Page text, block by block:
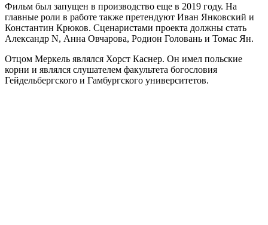
Фильм был запущен в производство еще в 2019 году. На
главные роли в работе также претендуют Иван Янковский и
Константин Крюков. Сценаристами проекта должны стать
Александр N, Анна Овчарова, Родион Головань и Томас Ян.
Отцом Меркель являлся Хорст Каснер. Он имел польские
корни и являлся слушателем факультета богословия
Гейдельбергского и Гамбургского университетов.